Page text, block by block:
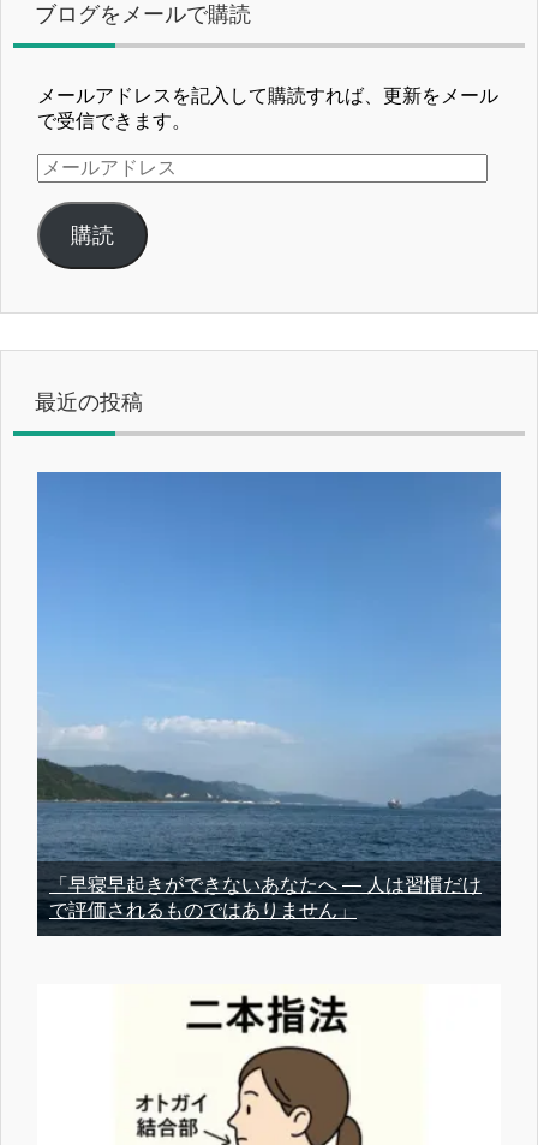
ブログをメールで購読
メールアドレスを記入して購読すれば、更新をメール
で受信できます。
メ
ー
ル
ア
ド
ス
購読
最近の投稿
「早寝早起きができないあなたへ ― 人は習慣だけ
で評価されるものではありません」